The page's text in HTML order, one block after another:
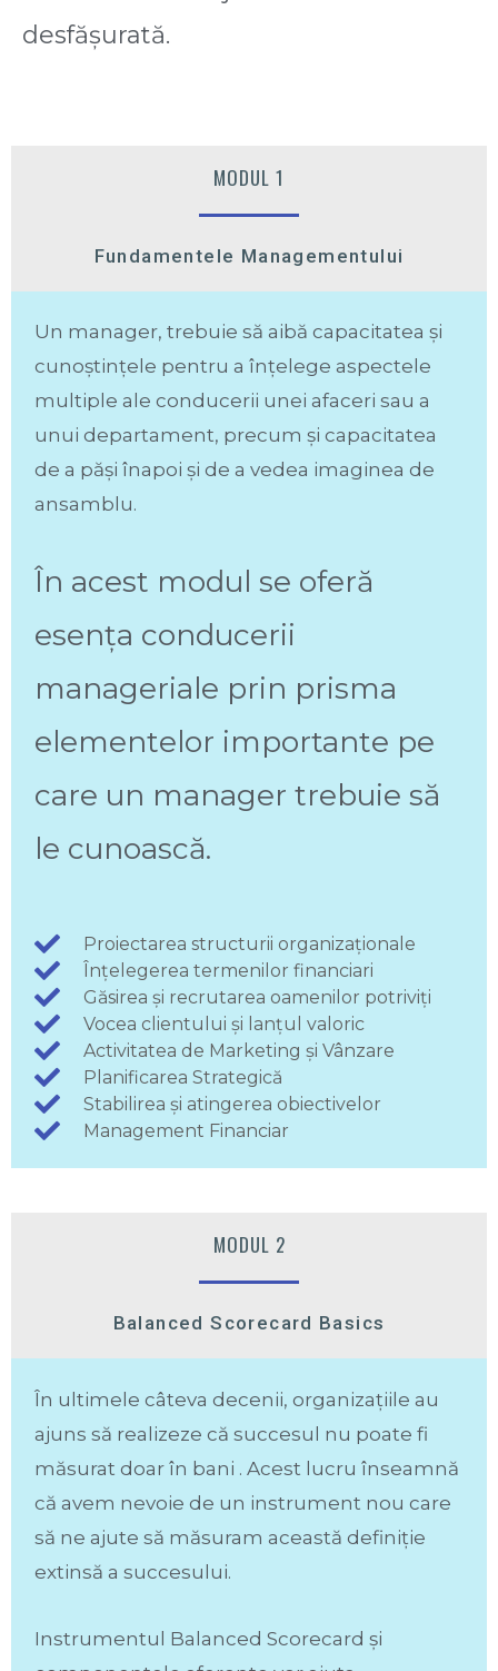
desfășurată.
MODUL 1
Fundamentele Managementului
Un manager, trebuie să aibă capacitatea și
cunoștințele pentru a înțelege aspectele
multiple ale conducerii unei afaceri sau a
unui departament, precum și capacitatea
de a păși înapoi și de a vedea imaginea de
ansamblu.
În acest modul se oferă
esența conducerii
manageriale prin prisma
elementelor importante pe
care un manager trebuie să
le cunoască.
Proiectarea structurii organizaționale
Înțelegerea termenilor financiari
Găsirea și recrutarea oamenilor potriviți
Vocea clientului și lanțul valoric
Activitatea de Marketing și Vânzare
Planificarea Strategică
Stabilirea și atingerea obiectivelor
Management Financiar
MODUL 2
Balanced Scorecard Basics
În ultimele câteva decenii, organizațiile au
ajuns să realizeze că succesul nu poate fi
măsurat doar în bani . Acest lucru înseamnă
că avem nevoie de un instrument nou care
să ne ajute să măsuram această definiție
extinsă a succesului.
Instrumentul Balanced Scorecard și